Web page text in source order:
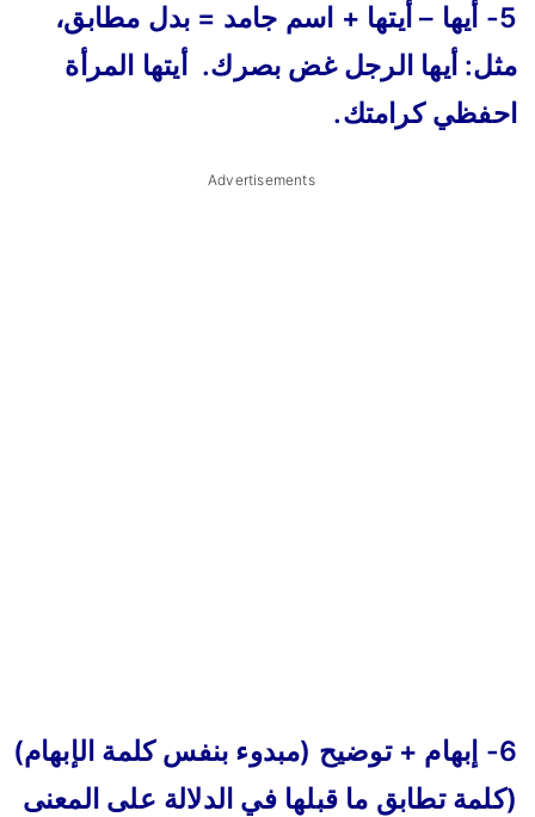
5- أيها – أيتها + اسم جامد = بدل مطابق،
مثل: أيها الرجل غض بصرك. أيتها المرأة
احفظي كرامتك.
Advertisements
6- إبهام + توضيح (مبدوء بنفس كلمة الإبهام)
(كلمة تطابق ما قبلها في الدلالة على المعنى